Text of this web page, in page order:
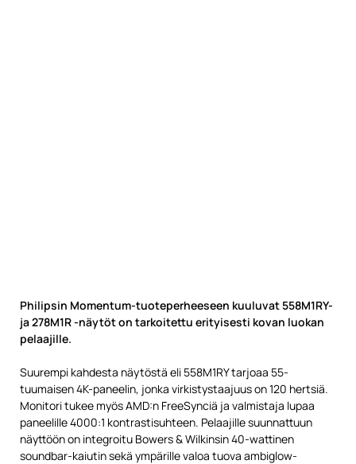
Philipsin Momentum-tuoteperheeseen kuuluvat 558M1RY-
ja 278M1R -näytöt on tarkoitettu erityisesti kovan luokan
pelaajille.
Suurempi kahdesta näytöstä eli 558M1RY tarjoaa 55-
tuumaisen 4K-paneelin, jonka virkistystaajuus on 120 hertsiä.
Monitori tukee myös AMD:n FreeSynciä ja valmistaja lupaa
paneelille 4000:1 kontrastisuhteen. Pelaajille suunnattuun
näyttöön on integroitu Bowers & Wilkinsin 40-wattinen
soundbar-kaiutin sekä ympärille valoa tuova ambiglow-